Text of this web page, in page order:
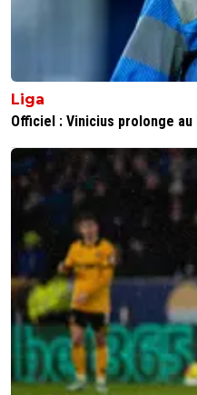
Liga
Officiel : Vinicius prolonge au